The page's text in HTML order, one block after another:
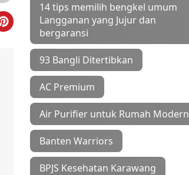
14 tips memilih bengkel umum
Langganan yang Jujur dan
bergaransi
93 Bangli Ditertibkan
AC Premium
Air Purifier untuk Rumah Modern
Banten Warriors
BPJS Kesehatan Karawang